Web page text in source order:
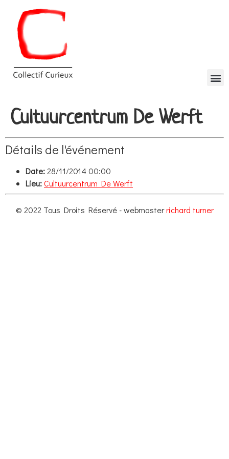
Cultuurcentrum De Werft
Détails de l'événement
Date:28/11/2014 00:00
Lieu:Cultuurcentrum De Werft
© 2022 Tous Droits Réservé - webmasterrichard turner